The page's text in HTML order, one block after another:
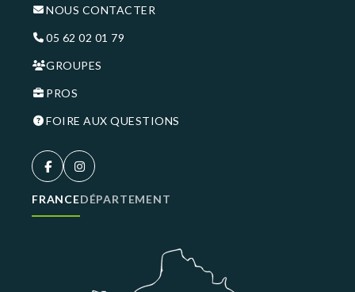
NOUS CONTACTER
05 62 02 01 79
GROUPES
PROS
FOIRE AUX QUESTIONS
FRANCEDÉPARTEMENT